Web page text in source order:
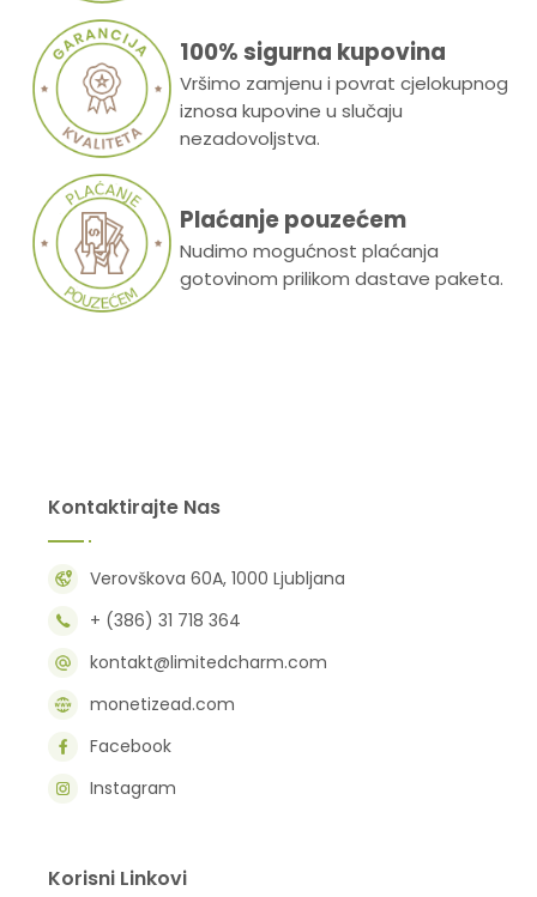
100% sigurna kupovina
Vršimo zamjenu i povrat cjelokupnog
iznosa kupovine u slučaju
nezadovoljstva.
Plaćanje pouzećem
Nudimo mogućnost plaćanja
gotovinom prilikom dastave paketa.
Kontaktirajte Nas
Verovškova 60A, 1000 Ljubljana
+ (386) 31 718 364
kontakt@limitedcharm.com
monetizead.com
Facebook
Instagram
Korisni Linkovi